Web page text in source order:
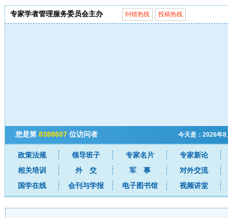
专家学者管理服务委员会主办 纠错热线 投稿热线
您是第 8388607 位访问者 今天是：2026年
政策法规 领导班子 专家名片
专家新论
相关培训
外 交 军 事
对外交流
国学在线
会刊与学报 电子图书馆 视频讲堂